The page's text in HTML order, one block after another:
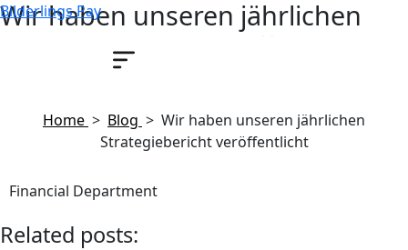
Bilderlings Pay
Wir haben unseren jährlichen
Strategiebericht veröffentlicht
Home > Blog > Wir haben unseren jährlichen
Strategiebericht veröffentlicht
Financial Department
Related posts: